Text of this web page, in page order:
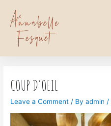
COUP D’OEIL
Leave a Comment / Byadmin /